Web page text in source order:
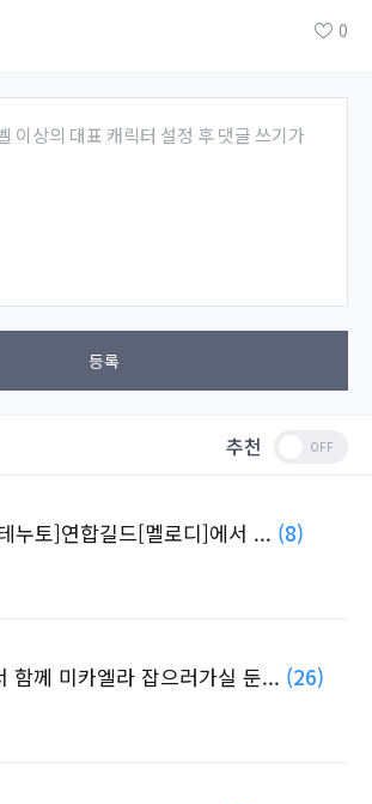
0
이상의 대표 캐릭터 설정 후 댓글 쓰기가
등록
추천
누토]연합길드[멜로디]에서 ... (8)
함께 미카엘라 잡으러가실 둔... (26)